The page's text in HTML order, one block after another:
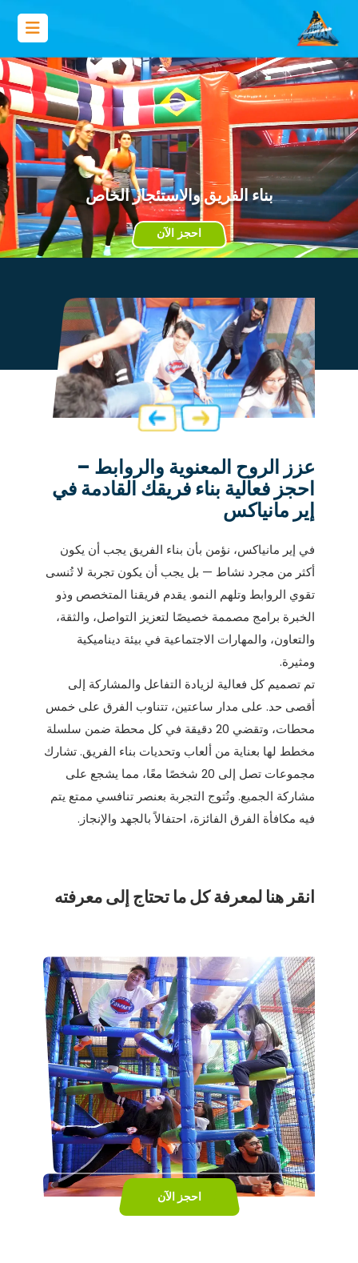
بناء الفريق والاستئجار الخاص
احجز الآن
عزز الروح المعنوية والروابط –
احجز فعالية بناء فريقك القادمة في
إير مانياكس
في إير مانياكس، نؤمن بأن بناء الفريق يجب أن يكون
أكثر من مجرد نشاط — بل يجب أن يكون تجربة لا تُنسى
تقوي الروابط وتلهم النمو. يقدم فريقنا المتخصص وذو
الخبرة برامج مصممة خصيصًا لتعزيز التواصل، والثقة،
والتعاون، والمهارات الاجتماعية في بيئة ديناميكية
ومثيرة.
تم تصميم كل فعالية لزيادة التفاعل والمشاركة إلى
أقصى حد. على مدار ساعتين، تتناوب الفرق على خمس
محطات، وتقضي 20 دقيقة في كل محطة ضمن سلسلة
مخطط لها بعناية من ألعاب وتحديات بناء الفريق. تشارك
مجموعات تصل إلى 20 شخصًا معًا، مما يشجع على
مشاركة الجميع. وتُتوج التجربة بعنصر تنافسي ممتع يتم
فيه مكافأة الفرق الفائزة، احتفالاً بالجهد والإنجاز.
انقر هنا لمعرفة كل ما تحتاج إلى معرفته
احجز الآن